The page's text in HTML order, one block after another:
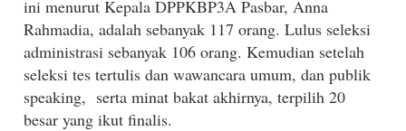
ini menurut Kepala DPPKBP3A Pasbar, Anna
Rahmadia, adalah sebanyak 117 orang. Lulus seleksi
administrasi sebanyak 106 orang. Kemudian setelah
seleksi tes tertulis dan wawancara umum, dan publik
speaking, serta minat bakat akhirnya, terpilih 20
besar yang ikut finalis.